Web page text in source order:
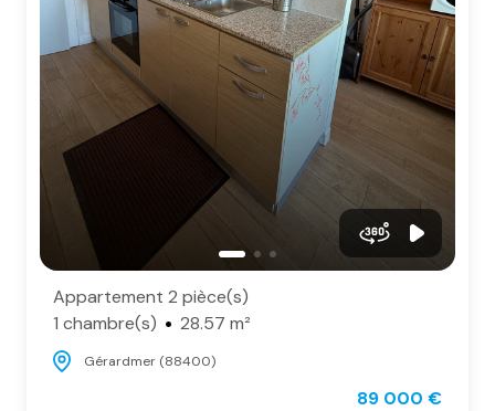
Appartement 2 pièce(s)
1 chambre(s)
28.57 m²
Gérardmer (88400)
89 000 €